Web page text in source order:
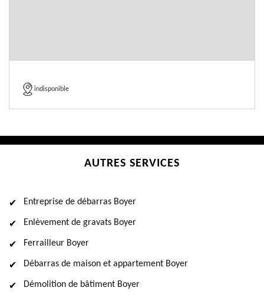
indisponible
AUTRES SERVICES
Entreprise de débarras Boyer
Enlèvement de gravats Boyer
Ferrailleur Boyer
Débarras de maison et appartement Boyer
Démolition de bâtiment Boyer